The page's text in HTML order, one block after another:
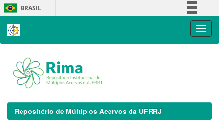
Skip
navigation
BRASIL
Repositório de Múltiplos Acervos da UFRRJ